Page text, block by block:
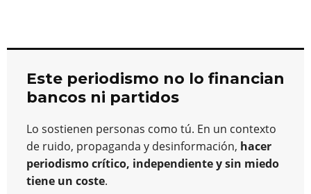
Este periodismo no lo financian
bancos ni partidos
Lo sostienen personas como tú. En un contexto
de ruido, propaganda y desinformación, hacer
periodismo crítico, independiente y sin miedo
tiene un coste.